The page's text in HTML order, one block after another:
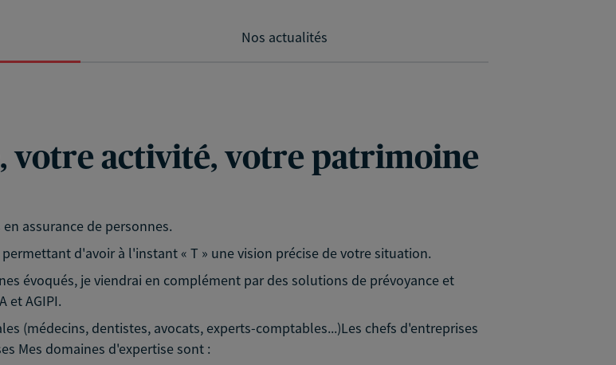
Nos actualités
votre activité, votre patrimoine
assurance de personnes.
d'avoir à l'instant « T » une vision précise de votre situation.
évoqués, je viendrai en complément par des solutions de prévoyance et
et AGIPI.
(médecins, dentistes, avocats, experts-comptables...)Les chefs d'entreprises
Mes domaines d'expertise sont :